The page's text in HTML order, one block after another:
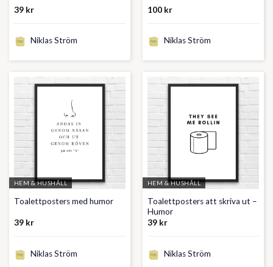
39 kr
Niklas Ström
Betygsatt
100 kr
Niklas Ström
HEM & HUSHÅLL
Toalettposters med humor
39 kr
Niklas Ström
HEM & HUSHÅLL
Toalettposters att skriva ut –
Humor
39 kr
Niklas Ström